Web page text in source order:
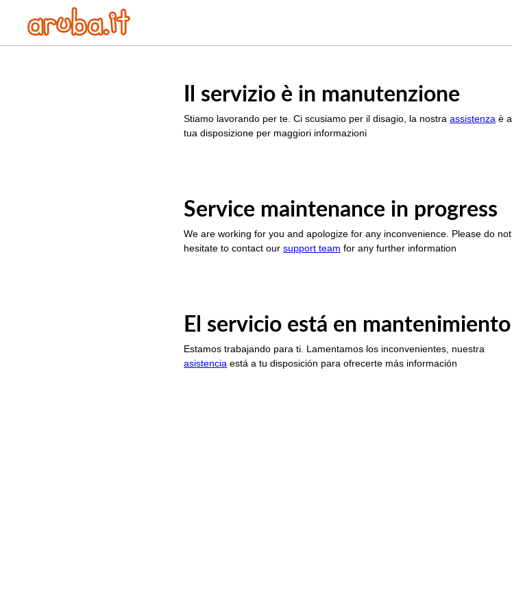
Il servizio è in manutenzione
Stiamo lavorando per te. Ci scusiamo per il disagio, la nostraassistenza è a
tua disposizione per maggiori informazioni
Service maintenance in progress
We are working for you and apologize for any inconvenience. Please do not
hesitate to contact oursupport team for any further information
El servicio está en mantenimiento
Estamos trabajando para ti. Lamentamos los inconvenientes, nuestra
asistencia está a tu disposición para ofrecerte más información